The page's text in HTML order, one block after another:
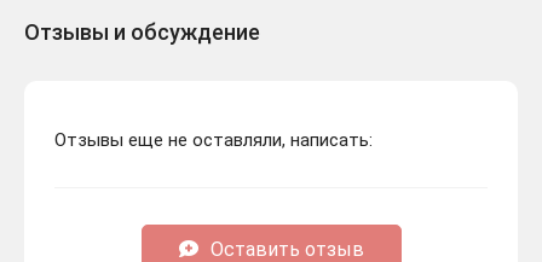
Отзывы и обсуждение
Отзывы еще не оставляли, написать:
Оставить отзыв